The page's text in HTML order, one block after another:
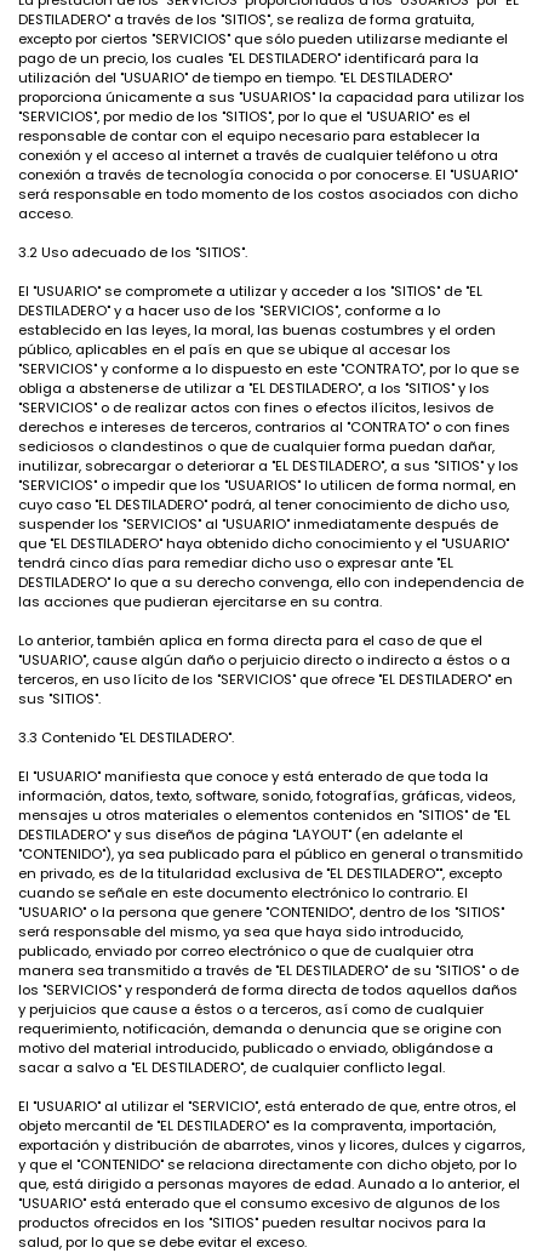
DESTILADERO" a través de los "SITIOS", se realiza de forma gratuita,
excepto por ciertos "SERVICIOS" que sólo pueden utilizarse mediante el
pago de un precio, los cuales "EL DESTILADERO" identificará para la
utilización del "USUARIO" de tiempo en tiempo. "EL DESTILADERO"
proporciona únicamente a sus "USUARIOS" la capacidad para utilizar los
"SERVICIOS", por medio de los "SITIOS", por lo que el "USUARIO" es el
responsable de contar con el equipo necesario para establecer la
conexión y el acceso al internet a través de cualquier teléfono u otra
conexión a través de tecnología conocida o por conocerse. El "USUARIO"
será responsable en todo momento de los costos asociados con dicho
acceso.
3.2 Uso adecuado de los "SITIOS".
El "USUARIO" se compromete a utilizar y acceder a los "SITIOS" de "EL
DESTILADERO" y a hacer uso de los "SERVICIOS", conforme a lo
establecido en las leyes, la moral, las buenas costumbres y el orden
público, aplicables en el país en que se ubique al accesar los
"SERVICIOS" y conforme a lo dispuesto en este "CONTRATO", por lo que se
obliga a abstenerse de utilizar a "EL DESTILADERO", a los "SITIOS" y los
"SERVICIOS" o de realizar actos con fines o efectos ilícitos, lesivos de
derechos e intereses de terceros, contrarios al "CONTRATO" o con fines
sediciosos o clandestinos o que de cualquier forma puedan dañar,
inutilizar, sobrecargar o deteriorar a "EL DESTILADERO", a sus "SITIOS" y los
"SERVICIOS" o impedir que los "USUARIOS" lo utilicen de forma normal, en
cuyo caso "EL DESTILADERO" podrá, al tener conocimiento de dicho uso,
suspender los "SERVICIOS" al "USUARIO" inmediatamente después de
que "EL DESTILADERO" haya obtenido dicho conocimiento y el "USUARIO"
tendrá cinco días para remediar dicho uso o expresar ante "EL
DESTILADERO" lo que a su derecho convenga, ello con independencia de
las acciones que pudieran ejercitarse en su contra.
Lo anterior, también aplica en forma directa para el caso de que el
"USUARIO", cause algún daño o perjuicio directo o indirecto a éstos o a
terceros, en uso lícito de los "SERVICIOS" que ofrece "EL DESTILADERO" en
sus "SITIOS".
3.3 Contenido "EL DESTILADERO".
El "USUARIO" manifiesta que conoce y está enterado de que toda la
información, datos, texto, software, sonido, fotografías, gráficas, videos,
mensajes u otros materiales o elementos contenidos en "SITIOS" de "EL
DESTILADERO" y sus diseños de página "LAYOUT" (en adelante el
"CONTENIDO"), ya sea publicado para el público en general o transmitido
en privado, es de la titularidad exclusiva de "EL DESTILADERO"", excepto
cuando se señale en este documento electrónico lo contrario. El
"USUARIO" o la persona que genere "CONTENIDO", dentro de los "SITIOS"
será responsable del mismo, ya sea que haya sido introducido,
publicado, enviado por correo electrónico o que de cualquier otra
manera sea transmitido a través de "EL DESTILADERO" de su "SITIOS" o de
los "SERVICIOS" y responderá de forma directa de todos aquellos daños
y perjuicios que cause a éstos o a terceros, así como de cualquier
requerimiento, notificación, demanda o denuncia que se origine con
motivo del material introducido, publicado o enviado, obligándose a
sacar a salvo a "EL DESTILADERO", de cualquier conflicto legal.
El "USUARIO" al utilizar el "SERVICIO", está enterado de que, entre otros, el
objeto mercantil de "EL DESTILADERO" es la compraventa, importación,
exportación y distribución de abarrotes, vinos y licores, dulces y cigarros,
y que el "CONTENIDO" se relaciona directamente con dicho objeto, por lo
que, está dirigido a personas mayores de edad. Aunado a lo anterior, el
"USUARIO" está enterado que el consumo excesivo de algunos de los
productos ofrecidos en los "SITIOS" pueden resultar nocivos para la
salud, por lo que se debe evitar el exceso.